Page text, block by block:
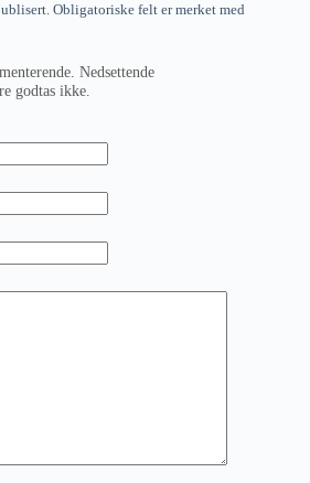
Obligatoriske felt er merket med
Nedsettende
godtas ikke.